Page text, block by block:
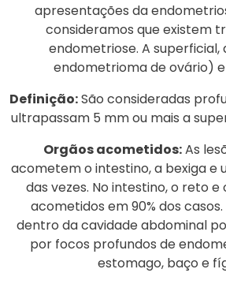
apresentações da
consideramos que existem
endometriose. A superficial,
endometrioma de ovário)
Definição:São consideradas
ultrapassam 5 mm ou mais a
Orgãos acometidos:As
acometem o intestino, a bexiga e
das vezes. No intestino, o reto e
acometidos em 90% dos
dentro da cavidade abdominal
por focos profundos de
estomago, baço e